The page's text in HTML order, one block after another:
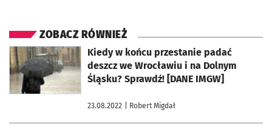
ZOBACZ RÓWNIEŻ
Kiedy w końcu przestanie padać
deszcz we Wrocławiu i na Dolnym
Śląsku? Sprawdź! [DANE IMGW]
23.08.2022 | Robert Migdał
otworzy się w nowej karcie